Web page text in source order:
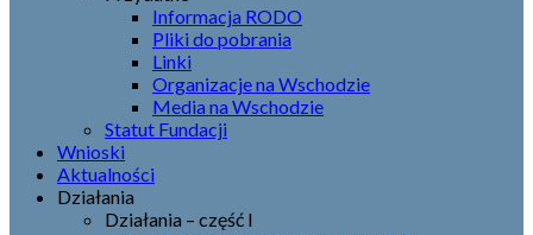
Informacja RODO
Pliki do pobrania
Linki
Organizacje na Wschodzie
Media na Wschodzie
Statut Fundacji
Wnioski
Aktualności
Działania
Działania – część I